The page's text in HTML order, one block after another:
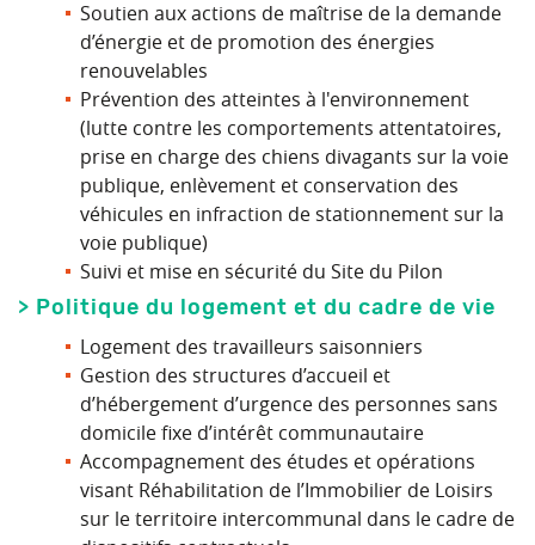
Soutien aux actions de maîtrise de la demande
d’énergie et de promotion des énergies
renouvelables
Prévention des atteintes à l'environnement
(lutte contre les comportements attentatoires,
prise en charge des chiens divagants sur la voie
publique, enlèvement et conservation des
véhicules en infraction de stationnement sur la
voie publique)
Suivi et mise en sécurité du Site du Pilon
> Politique du logement et du cadre de vie
Logement des travailleurs saisonniers
Gestion des structures d’accueil et
d’hébergement d’urgence des personnes sans
domicile fixe d’intérêt communautaire
Accompagnement des études et opérations
visant Réhabilitation de l’Immobilier de Loisirs
sur le territoire intercommunal dans le cadre de